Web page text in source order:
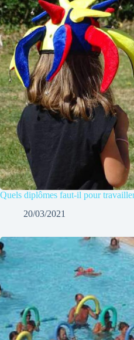
Quels diplômes faut-il pour
20/03/2021